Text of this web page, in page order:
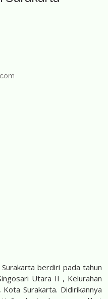
berdiri pada tahun
Utara II , Kelurahan
Surakarta. Didirikannya